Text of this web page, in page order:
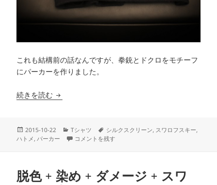
これも結構前の話なんですが、拳銃とドクロをモチーフ
にパーカーを作りました。
続きを読む シルクスクリーン + スワロフスキー で パーカー
投
稿
2015-10-22
カ
テ
Tシャツ
タ
グ
シルクスクリーン, スワロフスキー,
ハトメ,パーカー シルクスクリーン + スワロフスキー で パーカー に
コメントを残す
脱色 + 染め + ダメージ + スワ